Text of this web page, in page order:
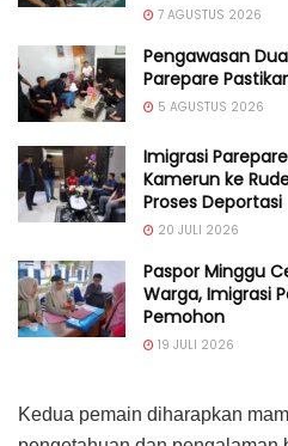
7 AGUSTUS 2026
Pengawasan
Parepare
5 AGUSTUS 2026
Imigrasi
Kamerun ke
Proses Deportasi
20 JULI 2026
Paspor Minggu
Warga, Imigrasi
Pemohon
19 JULI 2026
Kedua pemain diharapkan